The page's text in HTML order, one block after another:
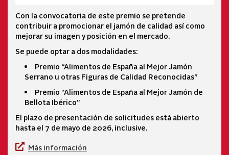
Con la convocatoria de este premio se pretende
contribuir a promocionar el jamón de calidad así como
mejorar su imagen y posición en el mercado.
Se puede optar a dos modalidades:
Premio “Alimentos de España al Mejor Jamón
Serrano u otras Figuras de Calidad Reconocidas”
Premio “Alimentos de España al Mejor Jamón de
Bellota Ibérico”
El plazo de presentación de solicitudes está abierto
hasta el 7 de mayo de 2026, inclusive.
Más información